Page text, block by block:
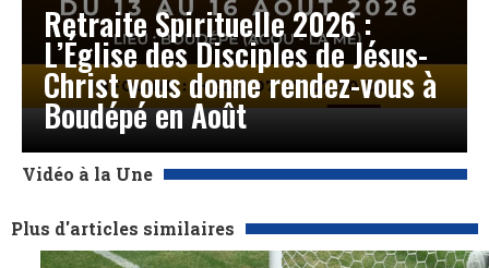
Retraite Spirituelle 2026 :
L’Église des Disciples de Jésus-
Christ vous donne rendez-vous à
Boudépé en Août
Vidéo à la Une
Plus d'articles similaires